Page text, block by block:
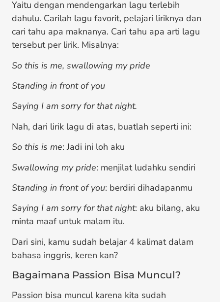
Yaitu dengan mendengarkan lagu terlebih
dahulu. Carilah lagu favorit, pelajari liriknya dan
cari tahu apa maknanya. Cari tahu apa arti lagu
tersebut per lirik. Misalnya:
So this is me, swallowing my pride
Standing in front of you
Saying I am sorry for that night.
Nah, dari lirik lagu di atas, buatlah seperti ini:
So this is me: Jadi ini loh aku
Swallowing my pride: menjilat ludahku sendiri
Standing in front of you: berdiri dihadapanmu
Saying I am sorry for that night: aku bilang, aku
minta maaf untuk malam itu.
Dari sini, kamu sudah belajar 4 kalimat dalam
bahasa inggris, keren kan?
Bagaimana Passion Bisa Muncul?
Passion bisa muncul karena kita sudah